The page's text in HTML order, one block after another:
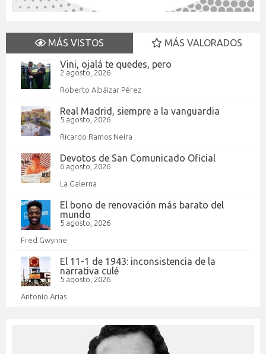
MÁS VISTOS
MÁS VALORADOS
Vini, ojalá te quedes, pero
2 agosto, 2026
Roberto Albáizar Pérez
Real Madrid, siempre a la vanguardia
5 agosto, 2026
Ricardo Ramos Neira
Devotos de San Comunicado Oficial
6 agosto, 2026
La Galerna
El bono de renovación más barato del
mundo
5 agosto, 2026
Fred Gwynne
El 11-1 de 1943: inconsistencia de la
narrativa culé
5 agosto, 2026
Antonio Arias